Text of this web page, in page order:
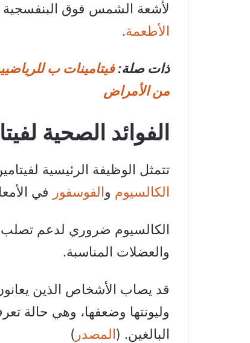
لأشعة الشمس فوق البنفسجية
الأطعمة.
ذات صلة:فيتامينات ب
من الأمراض
الفوائد الصحية
تتمثل الوظيفة الرئيسية
الكالسيوم والفوسفور في
الكالسيوم ضروري لدعم تصلب
والعضلات المناسبة.
قد يصاب الأشخاص الذين
وليونتها وضعفها، وهي حالة
البالغين. (المصدر )